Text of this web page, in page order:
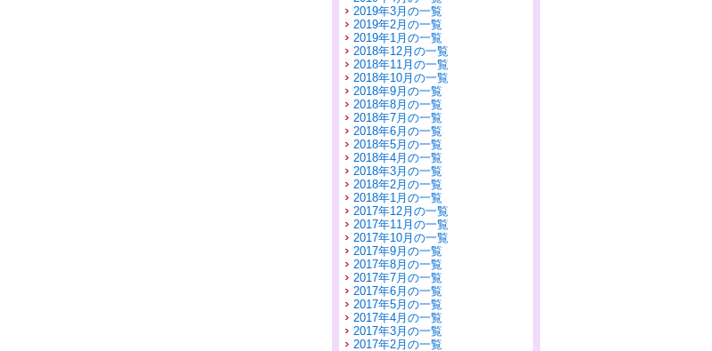
2019年3月の一覧
2019年2月の一覧
2019年1月の一覧
2018年12月の一覧
2018年11月の一覧
2018年10月の一覧
2018年9月の一覧
2018年8月の一覧
2018年7月の一覧
2018年6月の一覧
2018年5月の一覧
2018年4月の一覧
2018年3月の一覧
2018年2月の一覧
2018年1月の一覧
2017年12月の一覧
2017年11月の一覧
2017年10月の一覧
2017年9月の一覧
2017年8月の一覧
2017年7月の一覧
2017年6月の一覧
2017年5月の一覧
2017年4月の一覧
2017年3月の一覧
2017年2月の一覧